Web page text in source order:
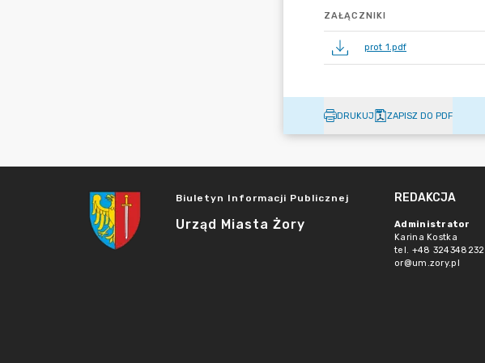
ZAŁĄCZNIKI
prot 1.pdf
DRUKUJ ZAPISZ DO PDF
Biuletyn Informacji Publicznej
Urząd Miasta Żory
REDAKCJA
Administrator
Karina Kostka
tel. +48 324348232
or@um.zory.pl